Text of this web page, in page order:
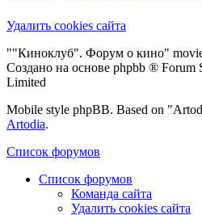
Удалить cookies сайта
""Киноклуб". Форум о кино"
Создано на основе phpbb ®
Limited
Mobile style phpBB. Based on
Artodia.
Список форумов
Список форумов
Команда сайта
Удалить cookies сайта